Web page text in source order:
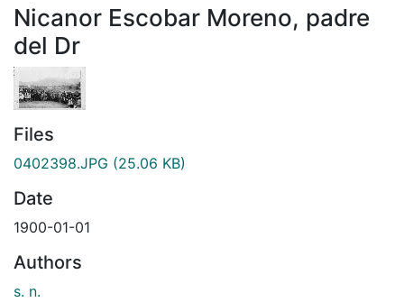
Nicanor Escobar Moreno, padre
del Dr
Files
0402398.JPG (25.06 KB)
Date
1900-01-01
Authors
s. n.